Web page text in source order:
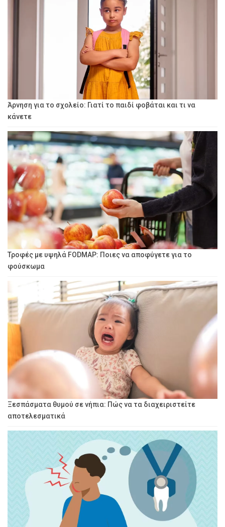
Άρνηση για το σχολείο: Γιατί το παιδί φοβάται και τι να
κάνετε
Τροφές με υψηλά FODMAP: Ποιες να αποφύγετε για το
φούσκωμα
Ξεσπάσματα θυμού σε νήπια: Πώς να τα διαχειριστείτε
αποτελεσματικά